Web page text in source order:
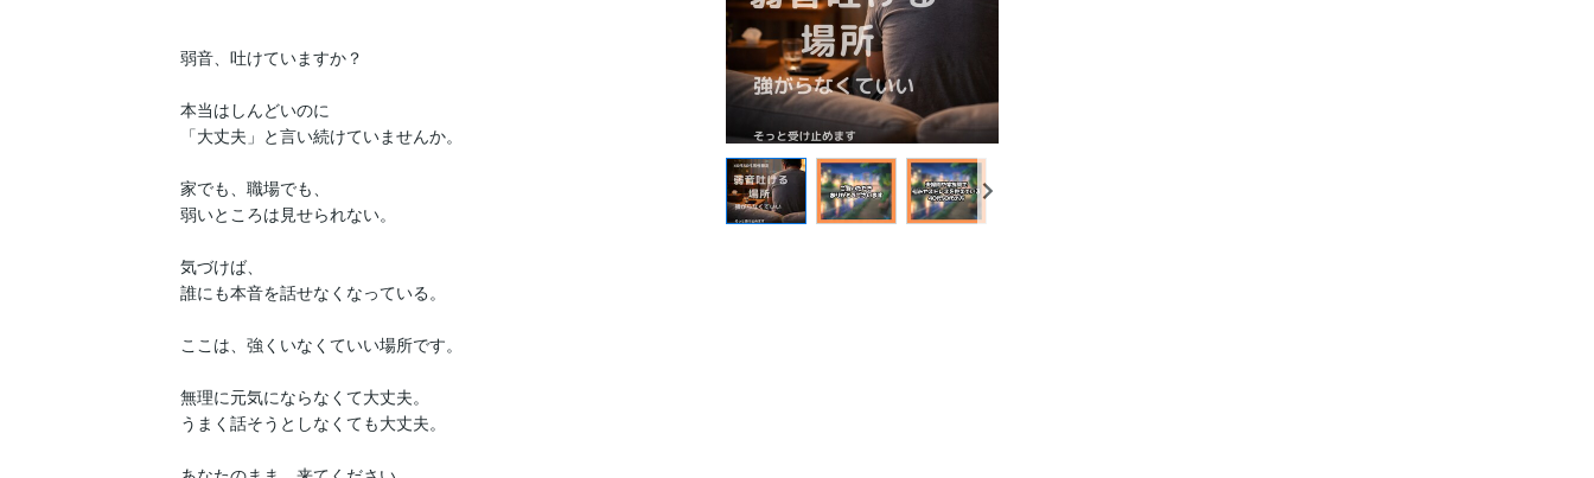
弱音、吐けていますか？
本当はしんどいのに
「大丈夫」と言い続けていませんか。
家でも、職場でも、
弱いところは見せられない。
気づけば、
誰にも本音を話せなくなっている。
ここは、強くいなくていい場所です。
無理に元気にならなくて大丈夫。
うまく話そうとしなくても大丈夫。